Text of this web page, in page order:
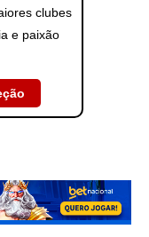
clubes
e paixão